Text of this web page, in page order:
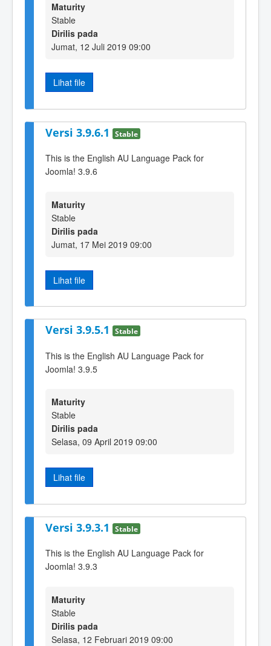
Maturity
Stable
Dirilis pada
Jumat, 12 Juli 2019 09:00
Lihat file
Versi 3.9.6.1 Stable
This is the English AU Language Pack for
Joomla! 3.9.6
Maturity
Stable
Dirilis pada
Jumat, 17 Mei 2019 09:00
Lihat file
Versi 3.9.5.1 Stable
This is the English AU Language Pack for
Joomla! 3.9.5
Maturity
Stable
Dirilis pada
Selasa, 09 April 2019 09:00
Lihat file
Versi 3.9.3.1 Stable
This is the English AU Language Pack for
Joomla! 3.9.3
Maturity
Stable
Dirilis pada
Selasa, 12 Februari 2019 09:00